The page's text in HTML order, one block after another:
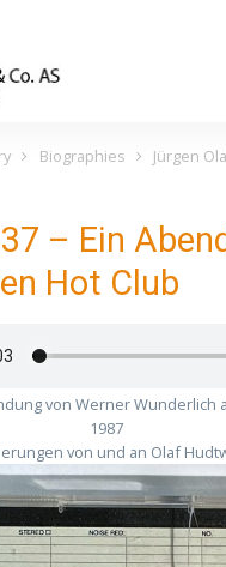
Biographies Jürgen
– Ein
Hot Club
von Werner Wunderlich
1987
von und an Olaf